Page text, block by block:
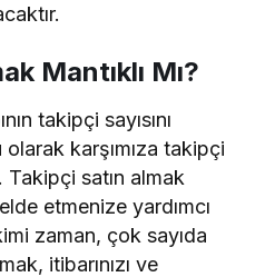
Mantıklı Mı?
takipçi sayısını
karşımıza takipçi
Takipçi satın almak
etmenize yardımcı
zaman, çok sayıda
itibarınızı ve